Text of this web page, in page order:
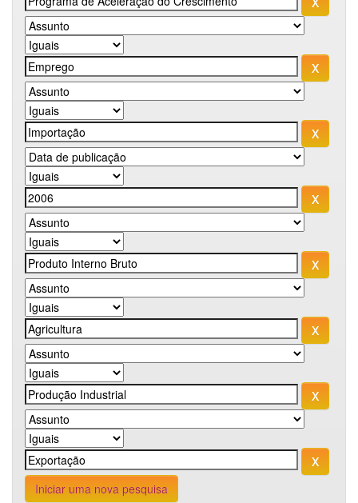
Iniciar uma nova pesquisa